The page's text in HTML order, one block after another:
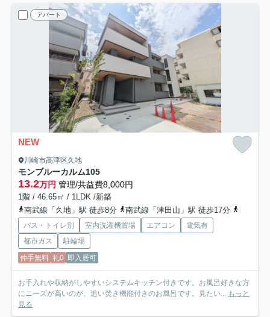
アパート
NEW
川崎市高津区久地
モンブルーカルム105
13.2万円 管理/共益費8,000円
1階 / 46.65㎡ / 1LDK /新築
南武線「久地」駅 徒歩8分
南武線「津田山」駅 徒歩17分
バス・トイレ別 室内洗濯機置場 エアコン
電気有
都市ガス
駐輪場
仲手無料 礼0 即入居可
お手入れや収納がしやすいシステムキッチン付きです。お風呂好きな方
にニーズが高いのが、追い焚き機能付きのお風呂です。見たい... もっと
見る